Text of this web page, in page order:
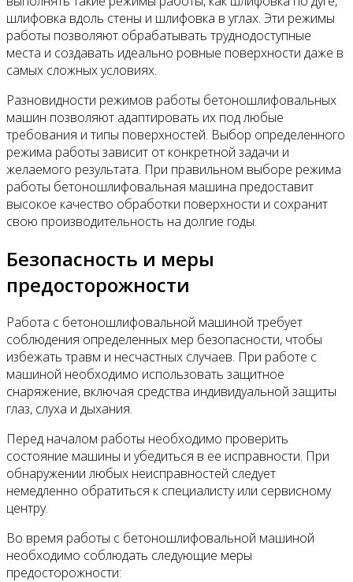
шлифовка вдоль стены и шлифовка в углах. Эти режимы
работы позволяют обрабатывать труднодоступные
места и создавать идеально ровные поверхности даже в
самых сложных условиях.
Разновидности режимов работы бетоношлифовальных
машин позволяют адаптировать их под любые
требования и типы поверхностей. Выбор определенного
режима работы зависит от конкретной задачи и
желаемого результата. При правильном выборе режима
работы бетоношлифовальная машина предоставит
высокое качество обработки поверхности и сохранит
свою производительность на долгие годы.
Безопасность и меры
предосторожности
Работа с бетоношлифовальной машиной требует
соблюдения определенных мер безопасности, чтобы
избежать травм и несчастных случаев. При работе с
машиной необходимо использовать защитное
снаряжение, включая средства индивидуальной защиты
глаз, слуха и дыхания.
Перед началом работы необходимо проверить
состояние машины и убедиться в ее исправности. При
обнаружении любых неисправностей следует
немедленно обратиться к специалисту или сервисному
центру.
Во время работы с бетоношлифовальной машиной
необходимо соблюдать следующие меры
предосторожности: